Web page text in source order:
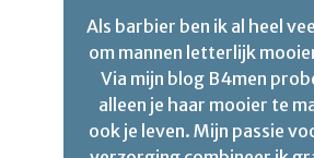
Als barbier ben ik al heel
om mannen letterlijk
Via mijn blog B4men
alleen je haar mooier te
ook je leven. Mijn passie